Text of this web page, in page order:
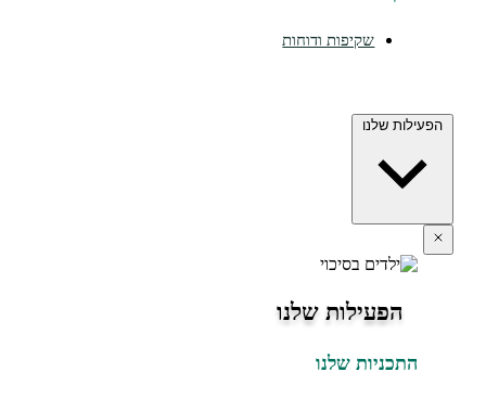
שקיפות ודוחות
שלנו
הפעילות שלנו
שלנו